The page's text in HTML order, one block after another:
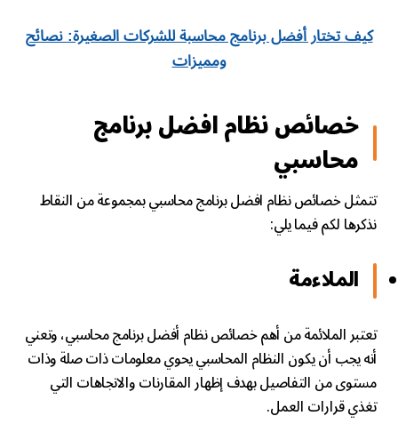
كيف تختار أفضل برنامج محاسبة للشركات الصغيرة: نصائح
ومميزات
خصائص نظام افضل برنامج
محاسبي
تتمثل خصائص نظام افضل برنامج محاسبي بمجموعة من النقاط
نذكرها لكم فيما يلي:
الملاءمة
تعتبر الملائمة من أهم خصائص نظام أفضل برنامج محاسبي، وتعني
أنه يجب أن يكون النظام المحاسبي يحوي معلومات ذات صلة وذات
مستوى من التفاصيل بهدف إظهار المقارنات والاتجاهات التي
تغذي قرارات العمل.